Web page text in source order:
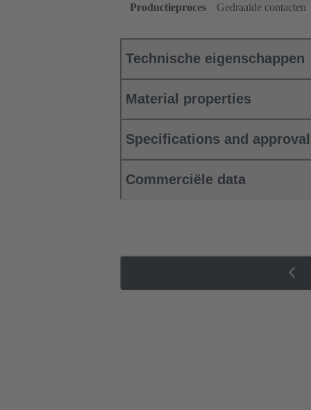
Productieproces
Gedraaide contacten
Technische eigenschappen
Material properties
Specifications and
Commerciële data